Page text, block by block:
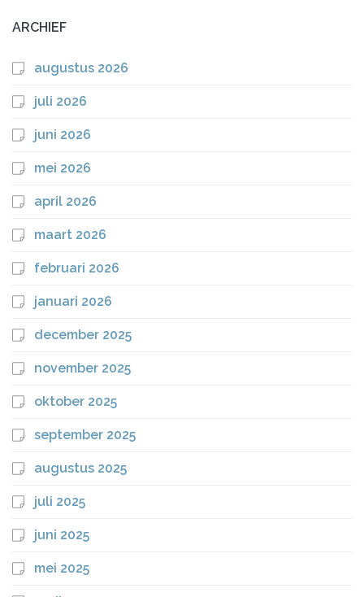
ARCHIEF
augustus 2026
juli 2026
juni 2026
mei 2026
april 2026
maart 2026
februari 2026
januari 2026
december 2025
november 2025
oktober 2025
september 2025
augustus 2025
juli 2025
juni 2025
mei 2025